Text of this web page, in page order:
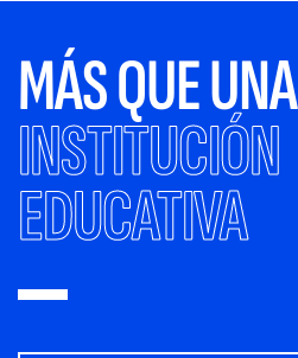
MÁS QUE UNA
INSTITUCIÓN
EDUCATIVA